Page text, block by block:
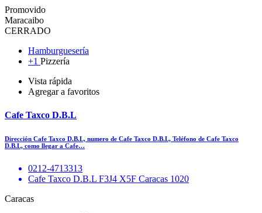
Promovido
Maracaibo
CERRADO
Hamburguesería
+1 Pizzería
Vista rápida
Agregar a favoritos
Cafe Taxco D.B.L
Dirección Cafe Taxco D.B.L, numero de Cafe Taxco D.B.L, Teléfono de Cafe Taxco
D.B.L, como llegar a Cafe…
0212-4713313
Cafe Taxco D.B.L F3J4 X5F Caracas 1020
Caracas